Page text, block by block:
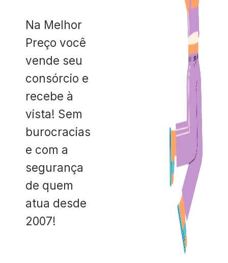
Na Melhor
Preço você
vende seu
consórcio e
recebe à
vista! Sem
burocracias
e com a
segurança
de quem
atua desde
2007!